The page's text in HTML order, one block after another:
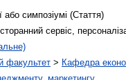
або симпозіумі (Стаття)
сервіс,
факультет > Кафедра